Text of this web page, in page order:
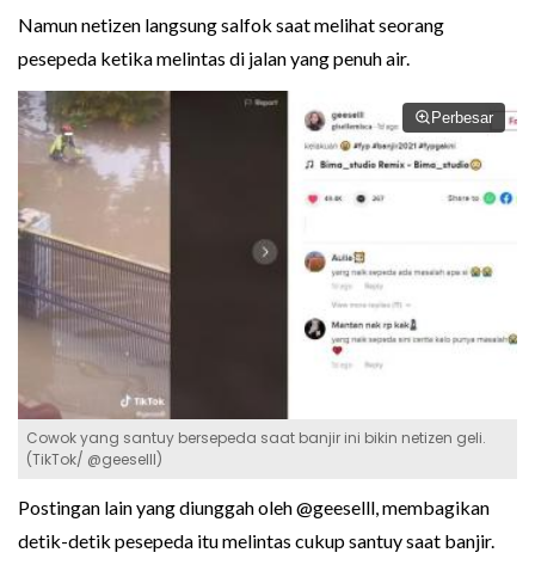
Namun netizen langsung salfok saat melihat seorang
pesepeda ketika melintas di jalan yang penuh air.
Perbesar
Cowok yang santuy bersepeda saat banjir ini bikin netizen geli.
(TikTok/ @geeselll)
Postingan lain yang diunggah oleh @geeselll, membagikan
detik-detik pesepeda itu melintas cukup santuy saat banjir.